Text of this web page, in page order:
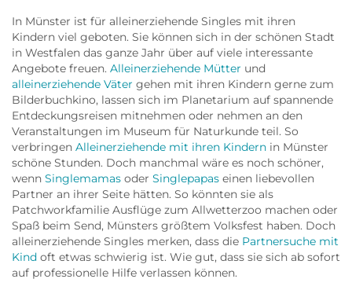
In Münster ist für alleinerziehende Singles mit ihren
Kindern viel geboten. Sie können sich in der schönen Stadt
in Westfalen das ganze Jahr über auf viele interessante
Angebote freuen. Alleinerziehende Mütter und
alleinerziehende Väter gehen mit ihren Kindern gerne zum
Bilderbuchkino, lassen sich im Planetarium auf spannende
Entdeckungsreisen mitnehmen oder nehmen an den
Veranstaltungen im Museum für Naturkunde teil. So
verbringen Alleinerziehende mit ihren Kindern in Münster
schöne Stunden. Doch manchmal wäre es noch schöner,
wenn Singlemamas oder Singlepapas einen liebevollen
Partner an ihrer Seite hätten. So könnten sie als
Patchworkfamilie Ausflüge zum Allwetterzoo machen oder
Spaß beim Send, Münsters größtem Volksfest haben. Doch
alleinerziehende Singles merken, dass die Partnersuche mit
Kind oft etwas schwierig ist. Wie gut, dass sie sich ab sofort
auf professionelle Hilfe verlassen können.